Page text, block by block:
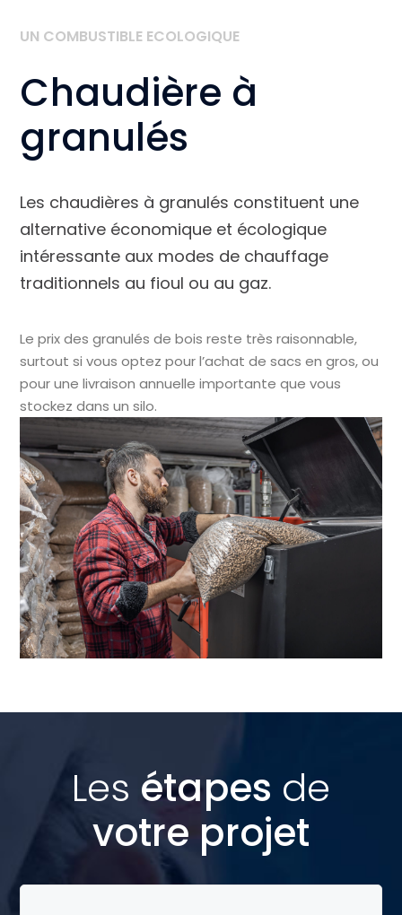
UN COMBUSTIBLE ECOLOGIQUE
Chaudière à
granulés
Les chaudières à granulés constituent une
alternative économique et écologique
intéressante aux modes de chauffage
traditionnels au fioul ou au gaz.
Le prix des granulés de bois reste très raisonnable,
surtout si vous optez pour l’achat de sacs en gros, ou
pour une livraison annuelle importante que vous
stockez dans un silo.
Les étapes de
votre projet